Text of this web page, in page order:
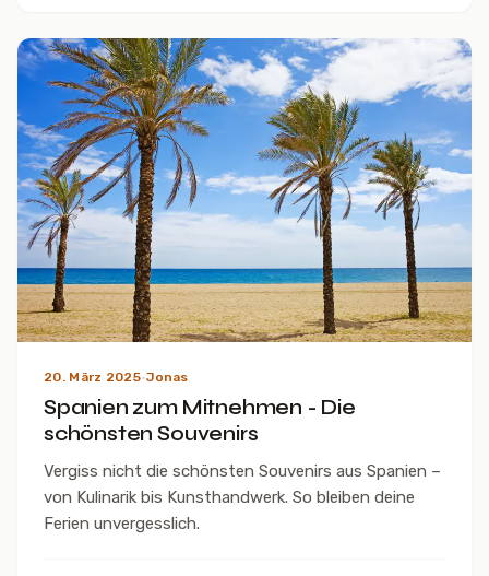
20. März 2025·Jonas
Spanien zum Mitnehmen - Die
schönsten Souvenirs
Vergiss nicht die schönsten Souvenirs aus Spanien –
von Kulinarik bis Kunsthandwerk. So bleiben deine
Ferien unvergesslich.